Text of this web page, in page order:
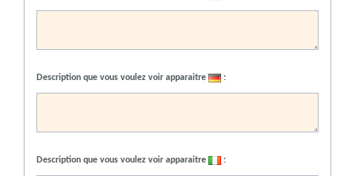
Description que vous voulez voir apparaitre :
Description que vous voulez voir apparaitre :